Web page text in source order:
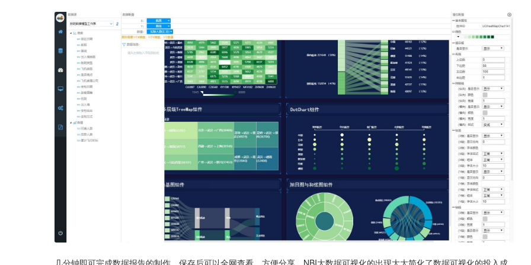
几分钟即可完成数据报告的制作，保存后可以全网查看，方便分享，NBI大数据可视化的出现大大简化了数据可视化的投入成